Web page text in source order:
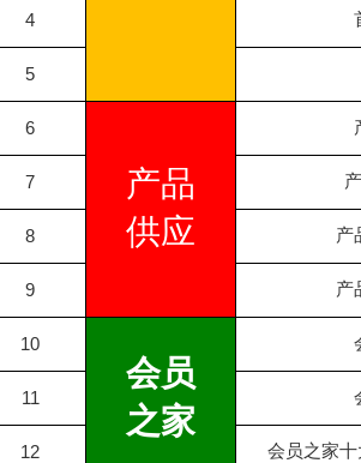
4
5
6
产品
供应
7
8 产
9 产
10
会员
之家
11
12 会员之家